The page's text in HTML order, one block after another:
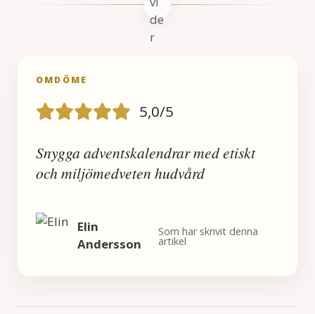
OMDÖME
5,0/5
Snygga adventskalendrar med etiskt
och miljömedveten hudvård
Elin
Andersson
Som har skrivit denna
artikel